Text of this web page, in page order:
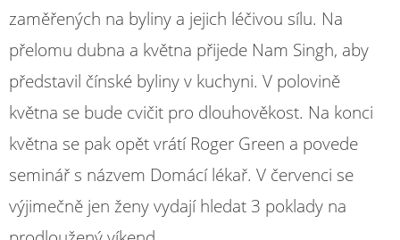
zaměřených na byliny a jejich léčivou sílu. Na
přelomu dubna a května přijede Nam Singh, aby
představil čínské byliny v kuchyni. V polovině
května se bude cvičit pro dlouhověkost. Na konci
května se pak opět vrátí Roger Green a povede
seminář s názvem Domácí lékař. V červenci se
výjimečně jen ženy vydají hledat 3 poklady na